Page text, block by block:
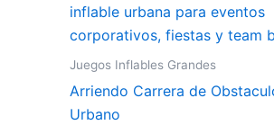
Juegos Inflables Grandes
Arriendo Carrera de
Urbano